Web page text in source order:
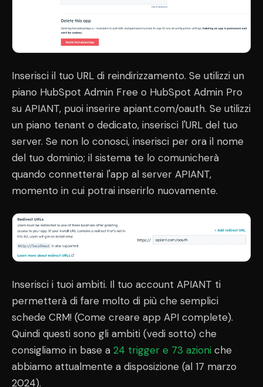
Inserisci il tuo URL di reindirizzamento. Se utilizzi un
piano HubSpot Admin Free o HubSpot Admin Pro
su APIANT, puoi inserire apiant.com/oauth. Se utilizzi
un piano tenant o dedicato, inserisci l'URL del tuo
server. Se non lo conosci, inserisci per ora il nome
del tuo dominio; il sistema te lo comunicherà
quando connetterai l'app al server APIANT,
momento in cui potrai inserirlo nuovamente.
Inserisci i tuoi ambiti. Il tuo account APIANT ti
permetterà di fare molto di più che semplici
schede CRM! (Come creare app API complete).
Quindi questi sono gli ambiti (vedi sotto) che
consigliamo in base a 24 trigger e 73 azioni che
abbiamo attualmente a disposizione (al 17 marzo
2024).